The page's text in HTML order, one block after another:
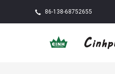
86-138-68752655